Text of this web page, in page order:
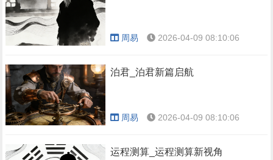
周易 2026-04-09 08:10:06
泊君_泊君新篇启航
周易 2026-04-09 08:10:06
运程测算_运程测算新视角